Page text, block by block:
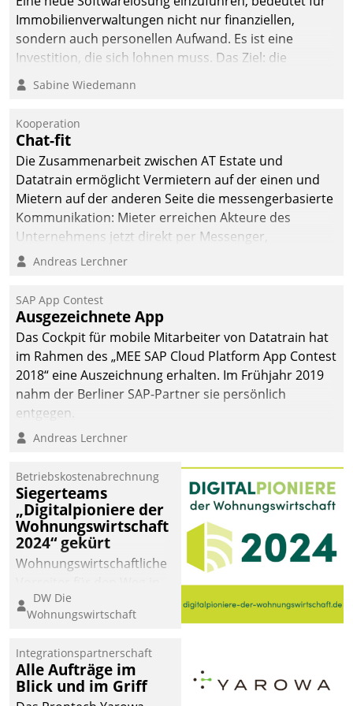
Immobilienverwaltungen nicht nur finanziellen,
sondern auch personellen Aufwand. Es ist eine
Investition, die sich lohnen muss. Das Ziel: die
nachhaltige Optimierung der Geschäftsabläufe. Damit
dieses Ziel erreicht wird, sollten einige Grundregeln
Sabine Wiedemann
Kooperation
Chat-fit
Die Zusammenarbeit zwischen AT Estate und
Datatrain ermöglicht Vermietern auf der einen und
Mietern auf der anderen Seite die messengerbasierte
Kommunikation: Mieter erreichen Akteure des
Unternehmens jetzt direkt per Messenger,
Mitarbeiter oder Dienstleister empfangen oder
Andreas Lerchner
SAP App Contest
Ausgezeichnete App
Das Cockpit für mobile Mitarbeiter von Datatrain hat
im Rahmen des „MEE SAP Cloud Platform App Contest
2018“ eine Auszeichnung erhalten. Im Frühjahr 2019
nahm der Berliner SAP-Partner sie persönlich
entgegen.
Andreas Lerchner
Betriebskostenabrechnung
Siegerteams
„Digitalpioniere der
Wohnungswirtschaft
2024“ gekürt
Wohnungswirtschaftliche
eine digitale Zukunft zu
finden, ist das Ziel des
der
Wohnungswirtschaft“.
Bewerben können sich
DW Die
Wohnungswirtschaft
Integrationspartnerschaft
Alle Aufträge im
Blick und im Griff